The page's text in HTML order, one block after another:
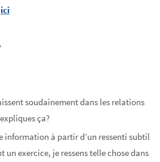
ici
soudainement dans les relations
ça?
information à partir d’un ressenti subtil
un exercice, je ressens telle chose dans